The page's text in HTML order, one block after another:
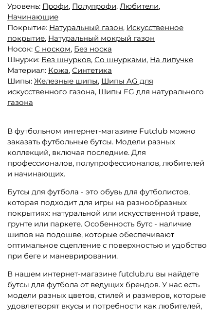
Уровень: Профи, Полупрофи, Любители,
Начинающие
Покрытие: Натуральный газон, Искусственное
покрытие, Натуральный мокрый газон
Носок: С носком, Без носка
Шнурки: Без шнурков, Со шнурками, На липучке
Материал: Кожа, Синтетика
Шипы: Железные шипы, Шипы AG для
искусственного газона, Шипы FG для натурального
газона
В футбольном интернет-магазине Futclub можно
заказать футбольные бутсы. Модели разных
коллекций, включая последние. Для
профессионалов, полупрофессионалов, любителей
и начинающих.
Бутсы для футбола - это обувь для футболистов,
которая подходит для игры на разнообразных
покрытиях: натуральной или искусственной траве,
грунте или паркете. Особенность бутс - наличие
шипов на подошве, которые обеспечивают
оптимальное сцепление с поверхностью и удобство
при беге и маневрировании.
В нашем интернет-магазине futclub.ru вы найдете
бутсы для футбола от ведущих брендов. У нас есть
модели разных цветов, стилей и размеров, которые
удовлетворят вкусы и потребности как любителей,